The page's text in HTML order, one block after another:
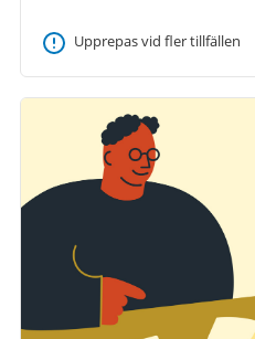
Upprepas vid fler tillfällen